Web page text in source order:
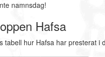
namnsdag!
Hafsa
tabell hur Hafsa har presterat